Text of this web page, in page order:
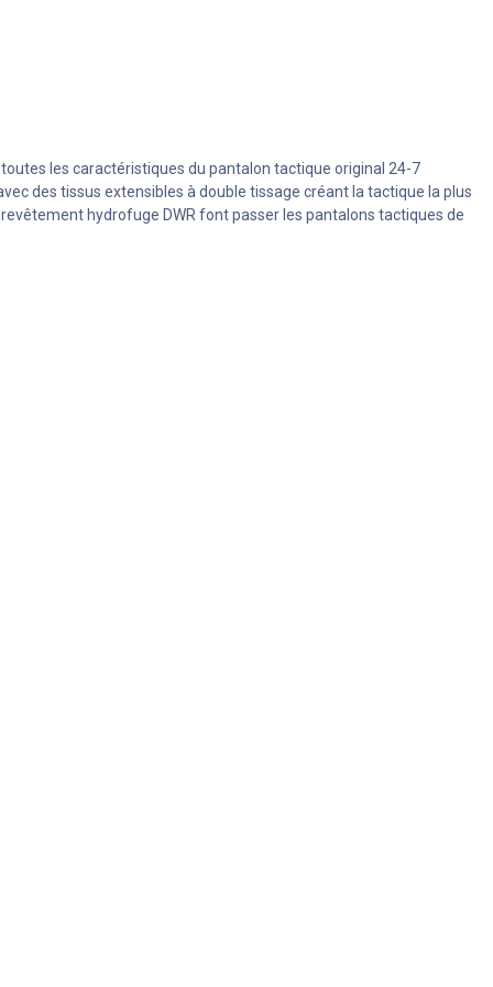
les caractéristiques du pantalon tactique original 24-7
des tissus extensibles à double tissage créant la tactique la plus
hydrofuge DWR font passer les pantalons tactiques de